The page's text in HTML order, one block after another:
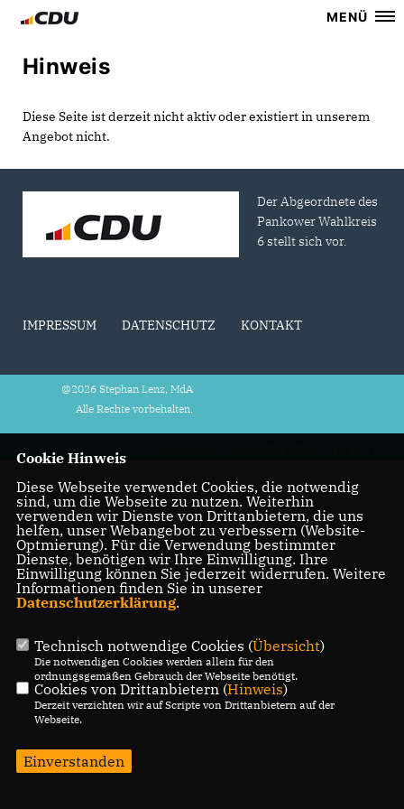
MENÜ
Hinweis
Diese Seite ist derzeit nicht aktiv oder existiert in unserem
Angebot nicht.
Der Abgeordnete des
Pankower Wahlkreis
6 stellt sich vor.
IMPRESSUM DATENSCHUTZ KONTAKT
@2026 Stephan Lenz, MdA
Alle Rechte vorbehalten.
Cookie Hinweis
Diese Webseite verwendet Cookies, die notwendig
sind, um die Webseite zu nutzen. Weiterhin
verwenden wir Dienste von Drittanbietern, die uns
helfen, unser Webangebot zu verbessern (Website-
Optmierung). Für die Verwendung bestimmter
Dienste, benötigen wir Ihre Einwilligung. Ihre
Einwilligung können Sie jederzeit widerrufen. Weitere
Informationen finden Sie in unserer
Datenschutzerklärung.
Technisch notwendige Cookies (Übersicht)
Die notwendigen Cookies werden allein für den
ordnungsgemäßen Gebrauch der Webseite benötigt.
Cookies von Drittanbietern (Hinweis)
Derzeit verzichten wir auf Scripte von Drittanbietern auf der
Webseite.
Einverstanden